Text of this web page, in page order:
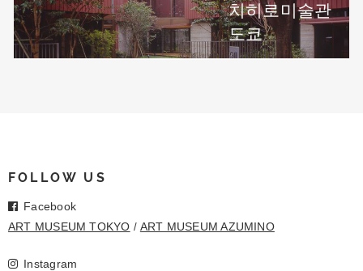
치히로미술관
도쿄
FOLLOW US
Facebook
ART MUSEUM TOKYO
ART MUSEUM AZUMINO
Instagram